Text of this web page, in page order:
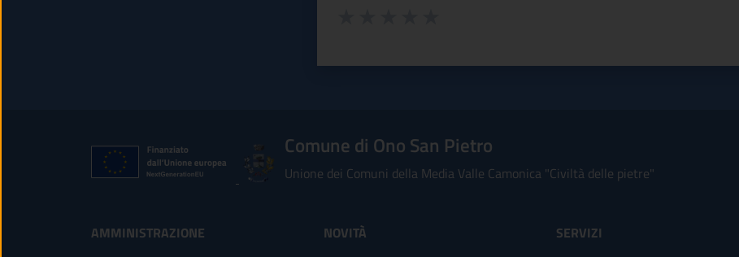
Comune di Ono San Pietro
Unione dei Comuni della Media Valle Camonica "Civiltà delle pietre"
AMMINISTRAZIONE NOVITÀ SERVIZI